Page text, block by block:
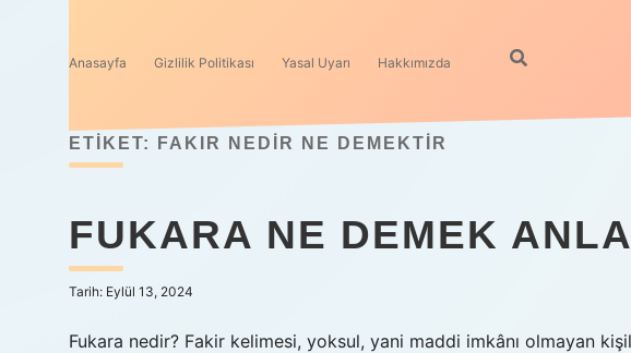
Anasayfa Gizlilik Politikası Yasal Uyarı Hakkımızda
ETIKET: FAKIR NEDIR NE DEMEKTIR
FUKARA NE DEMEK
Tarih: Eylül 13, 2024
Fukara nedir? Fakir kelimesi, yoksul, yani maddi imkânı olmayan